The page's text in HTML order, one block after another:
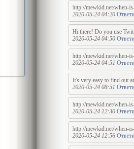
http://mewkid.net/when-
2020-05-24 04:20
Hi there! Do you use
2020-05-24 04:50
http://mewkid.net/when-
2020-05-24 04:51
It's very easy to find out
2020-05-24 08:51
http://mewkid.net/when-
2020-05-24 12:30
http://mewkid.net/when-
2020-05-24 12:56